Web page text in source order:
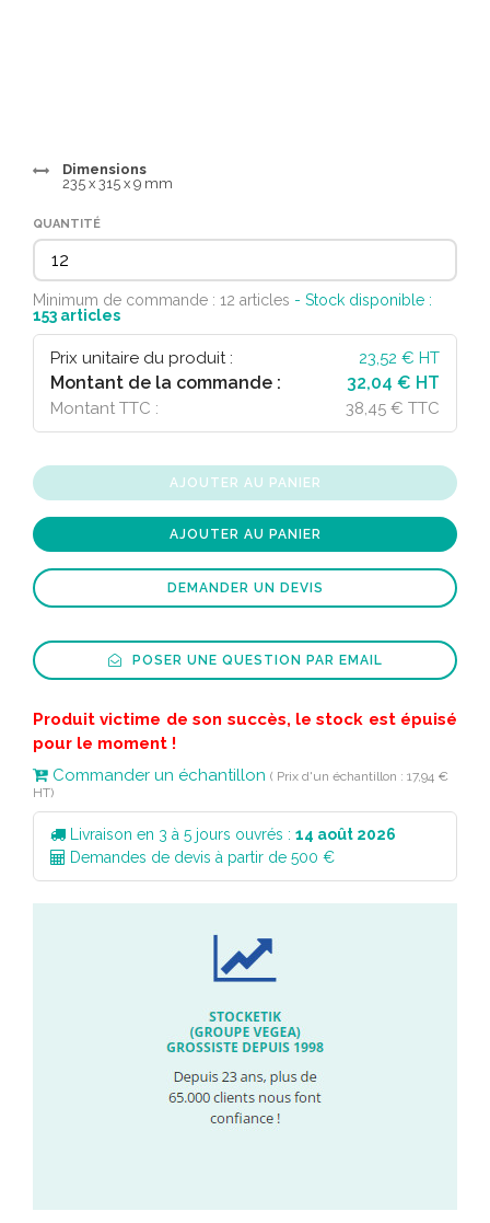
Dimensions
235 x 315 x 9 mm
QUANTITÉ
Minimum de commande : 12 articles - Stock disponible :
153 articles
Prix unitaire du produit : 23,52 € HT
Montant de la commande : 32,04 € HT
Montant TTC : 38,45 € TTC
AJOUTER AU PANIER
AJOUTER AU PANIER
DEMANDER UN DEVIS
POSER UNE QUESTION PAR EMAIL
Produit victime de son succès, le stock est épuisé
pour le moment !
Commander un échantillon ( Prix d'un échantillon : 17,94 €
HT)
Livraison en 3 à 5 jours ouvrés : 14 août 2026
Demandes de devis à partir de 500 €